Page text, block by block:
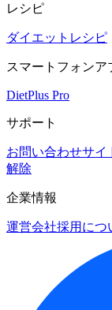
レシピ
ダイエットレシピ
スマートフォンア
DietPlus Pro
サポート
お問い合わせサイ
解除
企業情報
運営会社採用につ